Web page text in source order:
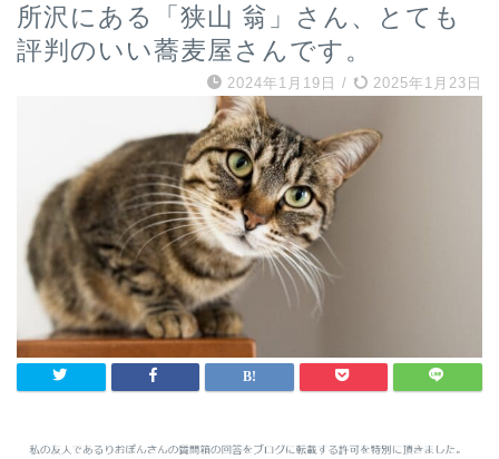
所沢にある「狭山 翁」さん、とても
評判のいい蕎麦屋さんです。
2024年1月19日 / 2025年1月23日